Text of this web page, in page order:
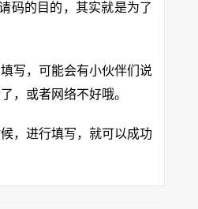
码的目的，其实就是为了
写，可能会有小伙伴们说
，或者网络不好哦。
，进行填写，就可以成功